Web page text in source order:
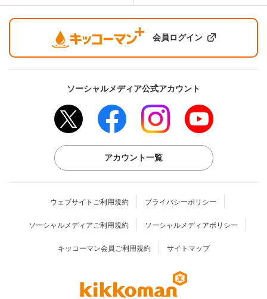
会員ログイン
ソーシャルメディア公式アカウント
アカウント一覧
ウェブサイトご利用規約 プライバシーポリシー
ソーシャルメディアご利用規約 ソーシャルメディアポリシー
キッコーマン会員ご利用規約 サイトマップ